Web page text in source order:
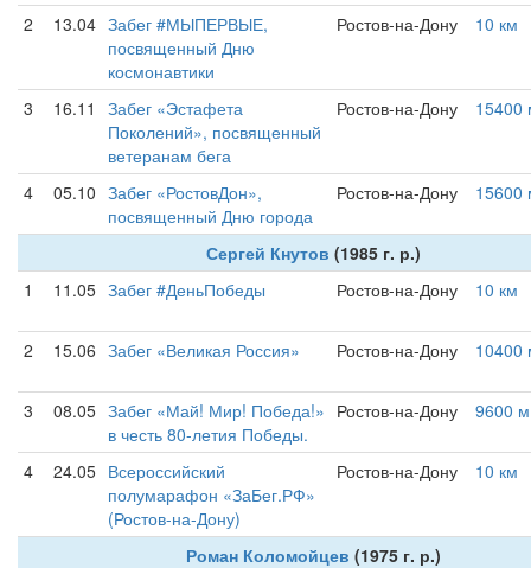
2 13.04 Забег #МЫПЕРВЫЕ,
посвященный Дню
космонавтики
Ростов-на-Дону 10 км
3 16.11
Забег «Эстафета
Поколений», посвященный
ветеранам бега
Ростов-на-Дону 15400
4 05.10 Забег «РостовДон»,
посвященный Дню города
Ростов-на-Дону 15600
Сергей Кнутов (1985 г. р.)
1
11.05 Забег #ДеньПобеды Ростов-на-Дону 10 км
2 15.06 Забег «Великая Россия» Ростов-на-Дону 10400
3 08.05 Забег «Май! Мир! Победа!»
в честь 80-летия Победы.
Ростов-на-Дону 9600 м
4 24.05 Всероссийский
полумарафон «ЗаБег.РФ»
(Ростов-на-Дону)
Ростов-на-Дону 10 км
Роман Коломойцев (1975 г. р.)